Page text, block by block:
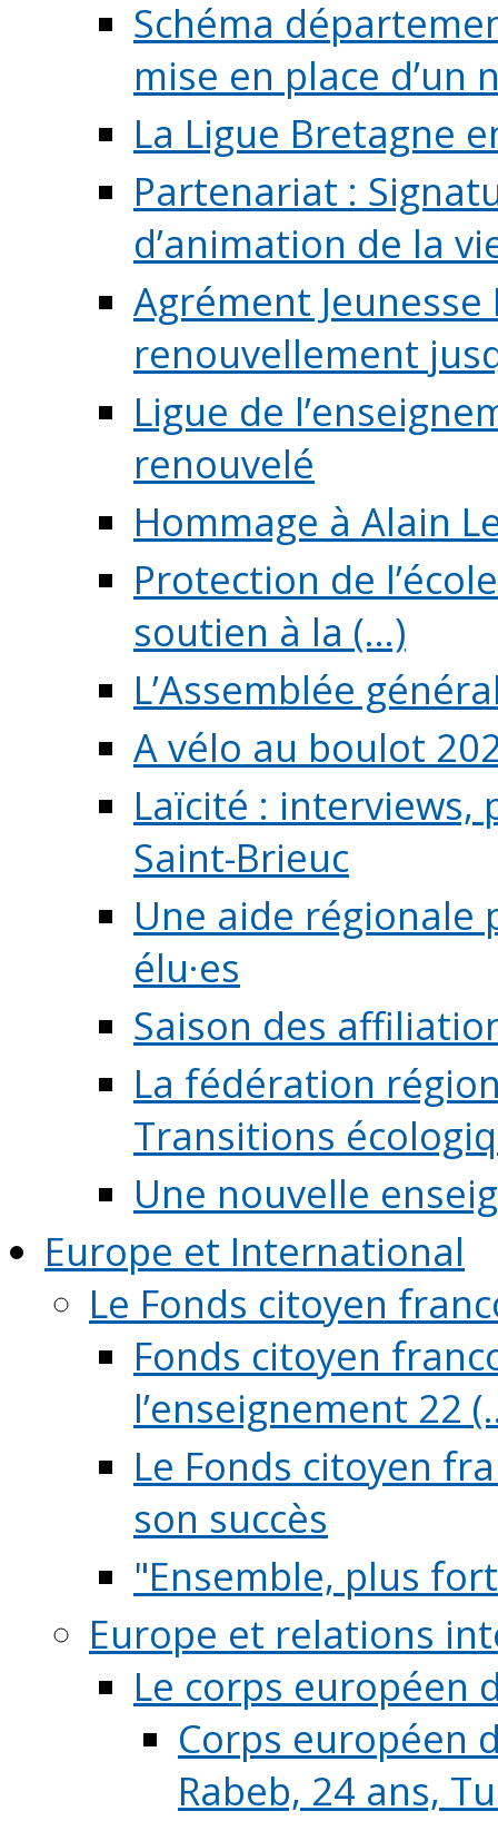
Schéma
mise en place d’un
La Ligue Bretagne
Partenariat :
d’animation de la
Agrément
renouvellement
Ligue de
renouvelé
Hommage à Alain
Protection de
soutien à la (...)
L’Assemblée
A vélo au boulot
Laïcité :
Saint-Brieuc
Une aide régionale
élu·es
Saison des
La fédération
Transitions
Une nouvelle
Europe et International
Le Fonds citoyen
Fonds citoyen
l’enseignement 22
Le Fonds citoyen
son succès
"Ensemble, plus
Europe et relations
Le corps européen
Corps européen
Rabeb, 24 ans,